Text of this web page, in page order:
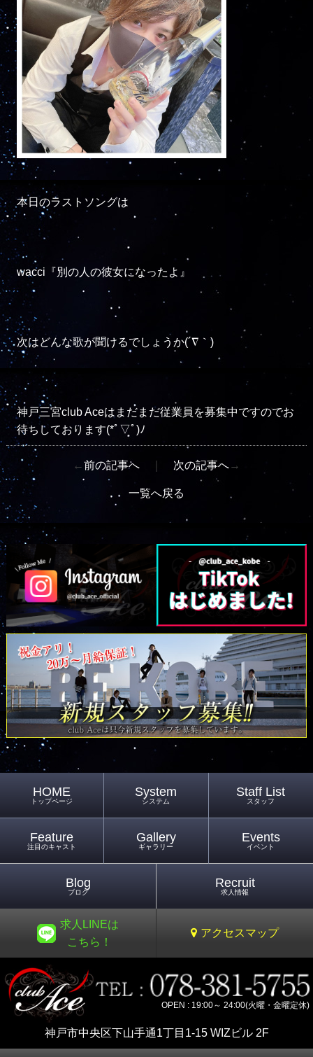
本日のラストソングは
wacci『別の人の彼女になったよ』
次はどんな歌が聞けるでしょうか(´∇｀)
神戸三宮club Aceはまだまだ従業員を募集中ですのでお
待ちしております(*ﾟ▽ﾟ)ﾉ
←前の記事へ 次の記事へ→
一覧へ戻る
HOME
トップページ
System
システム
Staff List
スタッフ
Feature
注目のキャスト
Gallery
ギャラリー
Events
イベント
Blog
ブログ
Recruit
求人情報
求人LINEは
こちら！
アクセスマップ
OPEN : 19:00～ 24:00(火曜・金曜定休)
神戸市中央区下山手通1丁目1-15 WIZビル 2F